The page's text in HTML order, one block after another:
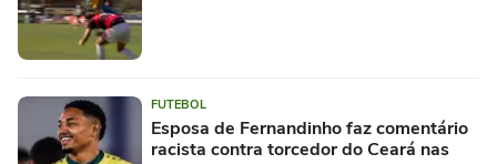
FUTEBOL
Esposa de Fernandinho faz comentário
racista contra torcedor do Ceará nas